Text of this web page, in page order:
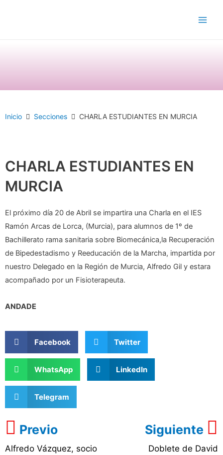
Inicio Secciones CHARLA ESTUDIANTES EN MURCIA
CHARLA ESTUDIANTES EN
MURCIA
El próximo día 20 de Abril se impartira una Charla en el IES
Ramón Arcas de Lorca, (Murcia), para alumnos de 1º de
Bachillerato rama sanitaria sobre Biomecánica,la Recuperación
de Bipedestadismo y Reeducación de la Marcha, impartida por
nuestro Delegado en la Región de Murcia, Alfredo Gil y estara
acompañado por un Fisioterapeuta.
ANDADE
Facebook Twitter
WhatsApp LinkedIn
Telegram
Previo
Alfredo Vázquez, socio
Siguiente
Doblete de David